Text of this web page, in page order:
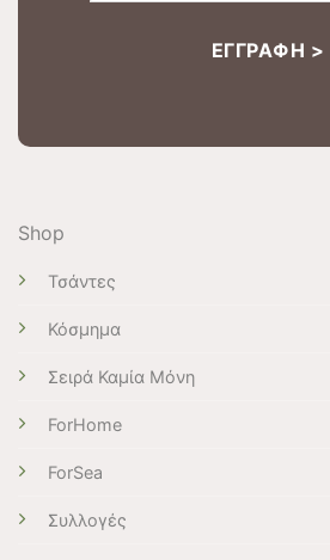
Shop
Τσάντες
Κόσμημα
Σειρά Καμία Μόνη
ForHome
ForSea
Συλλογές